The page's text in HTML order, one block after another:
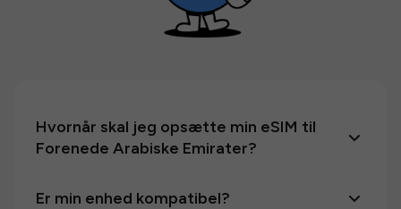
Hvornår skal jeg opsætte min eSIM til
Forenede Arabiske Emirater?
Er min enhed kompatibel?